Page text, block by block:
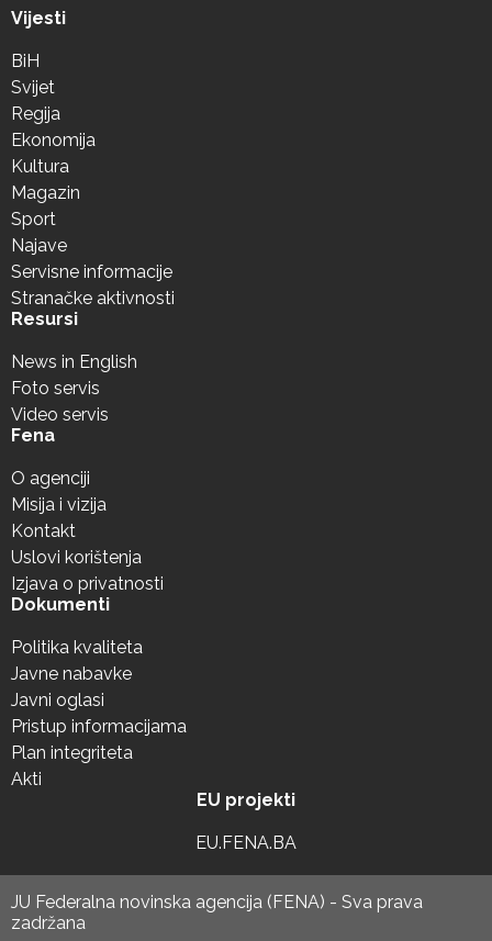
Vijesti
BiH
Svijet
Regija
Ekonomija
Kultura
Magazin
Sport
Najave
Servisne informacije
Stranačke aktivnosti
Resursi
News in English
Foto servis
Video servis
Fena
O agenciji
Misija i vizija
Kontakt
Uslovi korištenja
Izjava o privatnosti
Dokumenti
Politika kvaliteta
Javne nabavke
Javni oglasi
Pristup informacijama
Plan integriteta
Akti
EU projekti
EU.FENA.BA
JU Federalna novinska agencija (FENA) - Sva prava
zadržana